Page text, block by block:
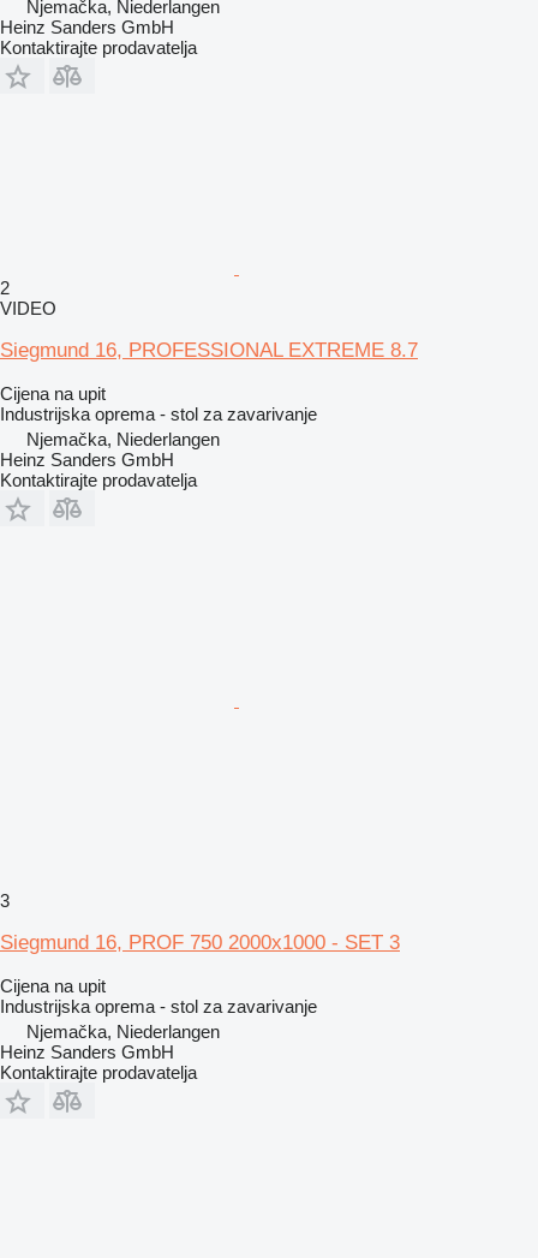
Njemačka, Niederlangen
Heinz Sanders GmbH
Kontaktirajte prodavatelja
2
VIDEO
Siegmund 16, PROFESSIONAL EXTREME 8.7
Cijena na upit
Industrijska oprema - stol za zavarivanje
Njemačka, Niederlangen
Heinz Sanders GmbH
Kontaktirajte prodavatelja
3
Siegmund 16, PROF 750 2000x1000 - SET 3
Cijena na upit
Industrijska oprema - stol za zavarivanje
Njemačka, Niederlangen
Heinz Sanders GmbH
Kontaktirajte prodavatelja